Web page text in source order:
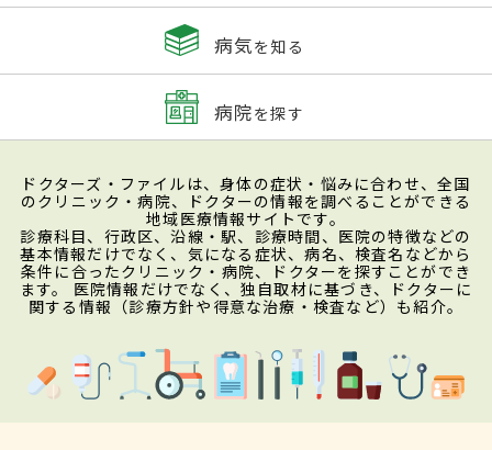
病気を知る
病院を探す
ドクターズ・ファイルは、身体の症状・悩みに合わせ、全国
のクリニック・病院、ドクターの情報を調べることができる
地域医療情報サイトです。
診療科目、行政区、沿線・駅、診療時間、医院の特徴などの
基本情報だけでなく、気になる症状、病名、検査名などから
条件に合ったクリニック・病院、ドクターを探すことができ
ます。 医院情報だけでなく、独自取材に基づき、ドクターに
関する情報（診療方針や得意な治療・検査など）も紹介。